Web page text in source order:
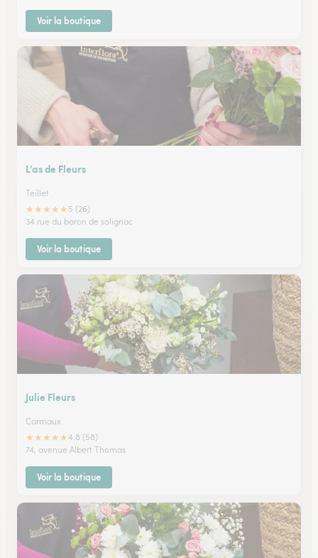
Voir la boutique
L’as de Fleurs
Teillet
★★★★★ 5 (26)
34 rue du baron de solignac
Voir la boutique
Julie Fleurs
Carmaux
★★★★★4.8 (58)
74, avenue Albert Thomas
Voir la boutique